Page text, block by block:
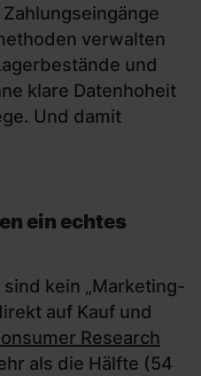
verwalten
und
klare Datenhoheit
Und damit
ein echtes
kein „Marketing-
auf Kauf und
Research
als die Hälfte (54